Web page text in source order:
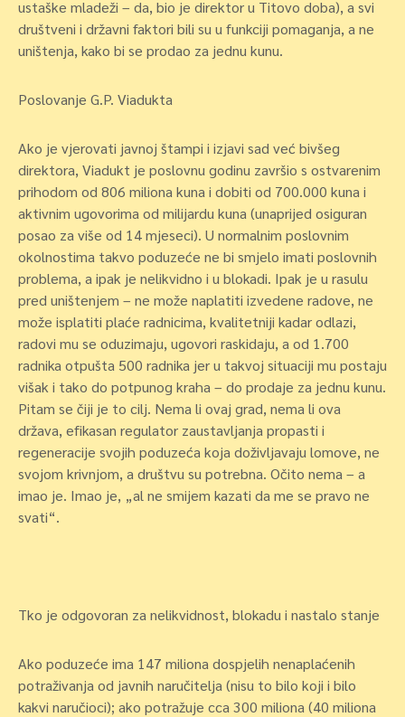
ustaške mladeži – da, bio je direktor u Titovo doba), a svi
društveni i državni faktori bili su u funkciji pomaganja, a ne
uništenja, kako bi se prodao za jednu kunu.
Poslovanje G.P. Viadukta
Ako je vjerovati javnoj štampi i izjavi sad već bivšeg
direktora, Viadukt je poslovnu godinu završio s ostvarenim
prihodom od 806 miliona kuna i dobiti od 700.000 kuna i
aktivnim ugovorima od milijardu kuna (unaprijed osiguran
posao za više od 14 mjeseci). U normalnim poslovnim
okolnostima takvo poduzeće ne bi smjelo imati poslovnih
problema, a ipak je nelikvidno i u blokadi. Ipak je u rasulu
pred uništenjem – ne može naplatiti izvedene radove, ne
može isplatiti plaće radnicima, kvalitetniji kadar odlazi,
radovi mu se oduzimaju, ugovori raskidaju, a od 1.700
radnika otpušta 500 radnika jer u takvoj situaciji mu postaju
višak i tako do potpunog kraha – do prodaje za jednu kunu.
Pitam se čiji je to cilj. Nema li ovaj grad, nema li ova
država, efikasan regulator zaustavljanja propasti i
regeneracije svojih poduzeća koja doživljavaju lomove, ne
svojom krivnjom, a društvu su potrebna. Očito nema – a
imao je. Imao je, „al ne smijem kazati da me se pravo ne
svati“.
Tko je odgovoran za nelikvidnost, blokadu i nastalo stanje
Ako poduzeće ima 147 miliona dospjelih nenaplaćenih
potraživanja od javnih naručitelja (nisu to bilo koji i bilo
kakvi naručioci); ako potražuje cca 300 miliona (40 miliona